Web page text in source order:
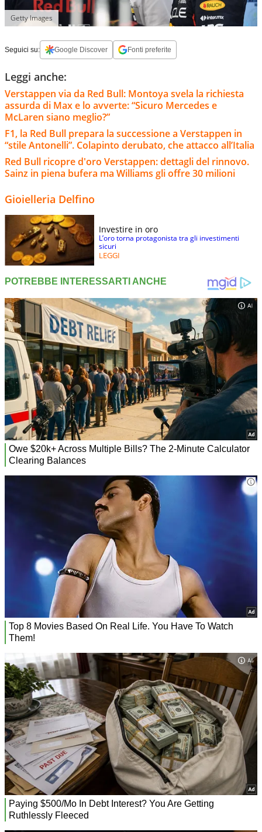
Getty Images
Seguici su: Google Discover Fonti preferite
Leggi anche:
Verstappen via da Red Bull: Montoya svela la richiesta
assurda di Max e lo avverte: “Sicuro Mercedes e
McLaren siano meglio?”
F1, la Red Bull prepara la successione a Verstappen in
“stile Antonelli”. Colapinto derubato, che attacco all’Italia
Red Bull ricopre d'oro Verstappen: dettagli del rinnovo.
Sainz in piena bufera ma Williams gli offre 30 milioni
Gioielleria Delfino
Investire in oro
L’oro torna protagonista tra gli investimenti
sicuri
LEGGI